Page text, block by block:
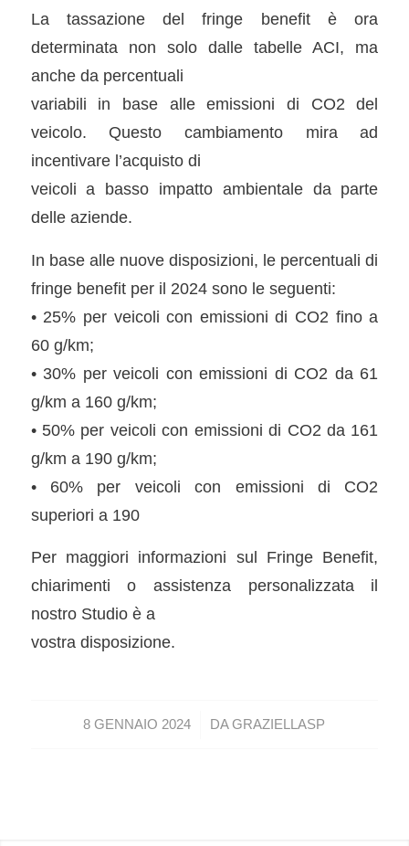
La tassazione del fringe benefit è ora
determinata non solo dalle tabelle ACI, ma
anche da percentuali
variabili in base alle emissioni di CO2 del
veicolo. Questo cambiamento mira ad
incentivare l’acquisto di
veicoli a basso impatto ambientale da parte
delle aziende.
In base alle nuove disposizioni, le percentuali di
fringe benefit per il 2024 sono le seguenti:
• 25% per veicoli con emissioni di CO2 fino a
60 g/km;
• 30% per veicoli con emissioni di CO2 da 61
g/km a 160 g/km;
• 50% per veicoli con emissioni di CO2 da 161
g/km a 190 g/km;
• 60% per veicoli con emissioni di CO2
superiori a 190
Per maggiori informazioni sul Fringe Benefit,
chiarimenti o assistenza personalizzata il
nostro Studio è a
vostra disposizione.
8 GENNAIO 2024
/ DAGRAZIELLASP